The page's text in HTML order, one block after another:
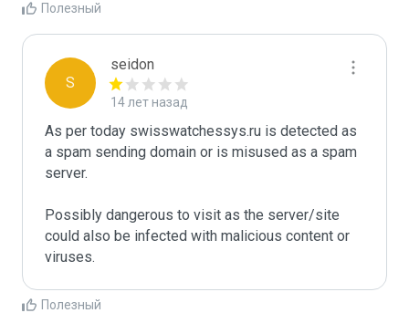
Полезный
S
seidon
14 лет назад
As per today swisswatchessys.ru is detected as
a spam sending domain or is misused as a spam
server.
Possibly dangerous to visit as the server/site
could also be infected with malicious content or
Полезный